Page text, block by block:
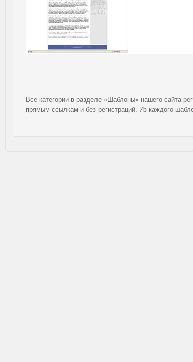
Все категории в разделе «Шаблоны» нашего сайта
прямым ссылкам и без регистраций. Из каждого